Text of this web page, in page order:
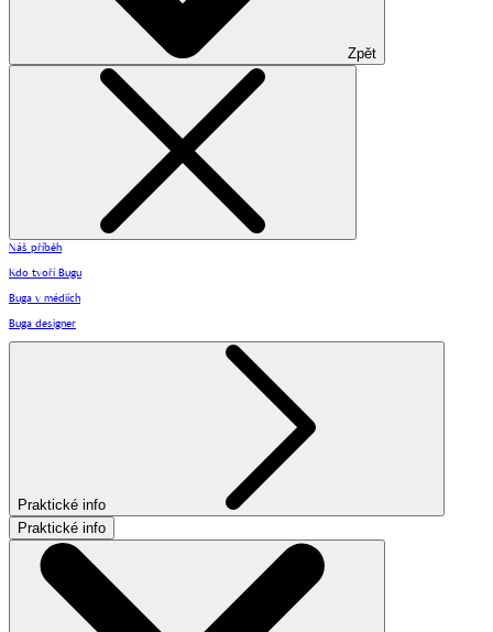
Zpět
Náš příběh
Kdo tvoří Bugu
Buga v médiích
Buga designer
Praktické info
Praktické info